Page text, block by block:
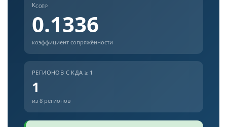
КСОПР
0.1336
коэффициент сопряжённости
РЕГИОНОВ С КДА ≥ 1
1
из 8 регионов